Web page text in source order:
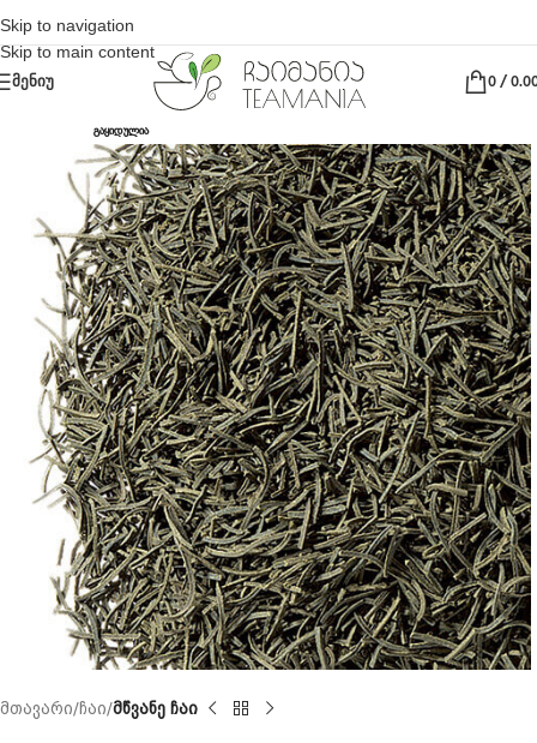
Skip to navigation
Skip to main content
ᲛᲔᲜᲘᲣ 0/
ᲒᲐᲧᲘᲓᲣᲚᲘᲐ
მთავარი ჩაი მწვანე ჩაი